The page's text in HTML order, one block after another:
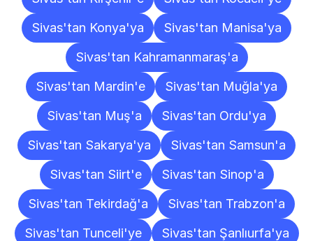
Sivas'tan Konya'ya
Sivas'tan Manisa'ya
Sivas'tan Kahramanmaraş'a
Sivas'tan Mardin'e
Sivas'tan Muğla'ya
Sivas'tan Muş'a
Sivas'tan Ordu'ya
Sivas'tan Sakarya'ya
Sivas'tan Samsun'a
Sivas'tan Siirt'e
Sivas'tan Sinop'a
Sivas'tan Tekirdağ'a
Sivas'tan Trabzon'a
Sivas'tan Tunceli'ye
Sivas'tan Şanlıurfa'ya